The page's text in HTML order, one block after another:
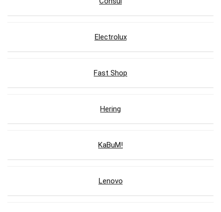
Electrolux
Fast Shop
Hering
KaBuM!
Lenovo